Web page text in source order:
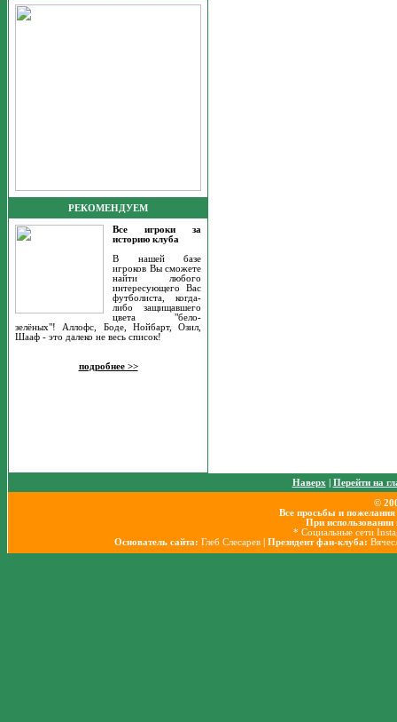
РЕКОМЕНДУЕМ
Все игроки за
историю клуба
В нашей базе
игроков Вы сможете
найти любого
интересующего Вас
футболиста, когда-
либо защищавшего
цвета "бело-
зелёных"! Аллофс, Боде, Нойбарт, Озил,
Шааф - это далеко не весь список!
подробнее >>
Наверх Перейти на
©
Все просьбы и
При использовании
* Социальные сети
Основатель сайта: Глеб Слесарев | Президент фан-клуба: